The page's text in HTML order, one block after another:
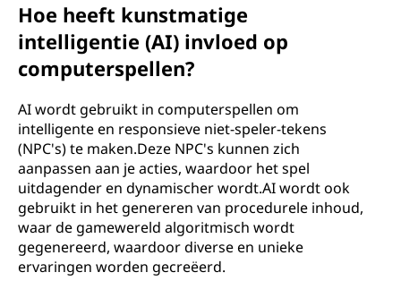
Hoe heeft kunstmatige
intelligentie (AI) invloed op
computerspellen?
AI wordt gebruikt in computerspellen om
intelligente en responsieve niet-speler-tekens
(NPC's) te maken.Deze NPC's kunnen zich
aanpassen aan je acties, waardoor het spel
uitdagender en dynamischer wordt.AI wordt ook
gebruikt in het genereren van procedurele inhoud,
waar de gamewereld algoritmisch wordt
gegenereerd, waardoor diverse en unieke
ervaringen worden gecreëerd.